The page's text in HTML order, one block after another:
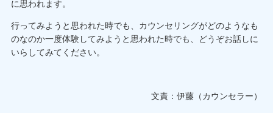
に思われます。
行ってみようと思われた時でも、カウンセリングがどのようなも
のなのか一度体験してみようと思われた時でも、どうぞお話しに
いらしてみてください。
文責：伊藤（カウンセラー）